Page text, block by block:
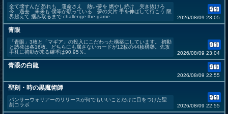
全て壊すんだ 恐れも 運命さえ 熱い夢を 燃やし続け 突き抜けろ
今 過去 未来も 僕等が願っている 夢の欠片 手を伸ばして行こう 限
界超えて 掴み取るまで challenge the game
2026/08/09 23:05
青眼
「青眼」3枚と「マギア」の投入にこだわった構築にしています。 初動
と誘発は各16枚、どちらにも属さないカードが12枚の44枚構築。先攻
手札に初動が来る確率は90.95％。
2026/08/09 23:04
青眼の白龍
2026/08/09 22:55
聖刻・時の黒魔術師
パンサーウォリアーのリリースが何でもいいことだけに目をつけた聖
刻コラボ
2026/08/09 22:55